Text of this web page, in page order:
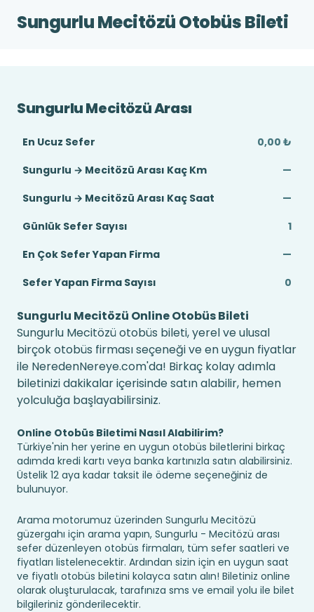
Sungurlu Mecitözü Otobüs Bileti
Sungurlu Mecitözü Arası
En Ucuz Sefer
0,00 ₺
Sungurlu → Mecitözü Arası Kaç Km
—
Sungurlu → Mecitözü Arası Kaç Saat
—
Günlük Sefer Sayısı
1
En Çok Sefer Yapan Firma
—
Sefer Yapan Firma Sayısı
0
Sungurlu Mecitözü Online Otobüs Bileti
Sungurlu Mecitözü otobüs bileti, yerel ve ulusal
birçok otobüs firması seçeneği ve en uygun fiyatlar
ile NeredenNereye.com'da! Birkaç kolay adımla
biletinizi dakikalar içerisinde satın alabilir, hemen
yolculuğa başlayabilirsiniz.
Online Otobüs Biletimi Nasıl Alabilirim?
Türkiye'nin her yerine en uygun otobüs biletlerini birkaç
adımda kredi kartı veya banka kartınızla satın alabilirsiniz.
Üstelik 12 aya kadar taksit ile ödeme seçeneğiniz de
bulunuyor.
Arama motorumuz üzerinden Sungurlu Mecitözü
güzergahı için arama yapın, Sungurlu - Mecitözü arası
sefer düzenleyen otobüs firmaları, tüm sefer saatleri ve
fiyatları listelenecektir. Ardından sizin için en uygun saat
ve fiyatlı otobüs biletini kolayca satın alın! Biletiniz online
olarak oluşturulacak, tarafınıza sms ve email yolu ile bilet
bilgileriniz gönderilecektir.